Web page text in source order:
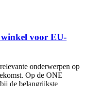
voor EU-
onderwerpen op
Op de ONE
de belangrijkste